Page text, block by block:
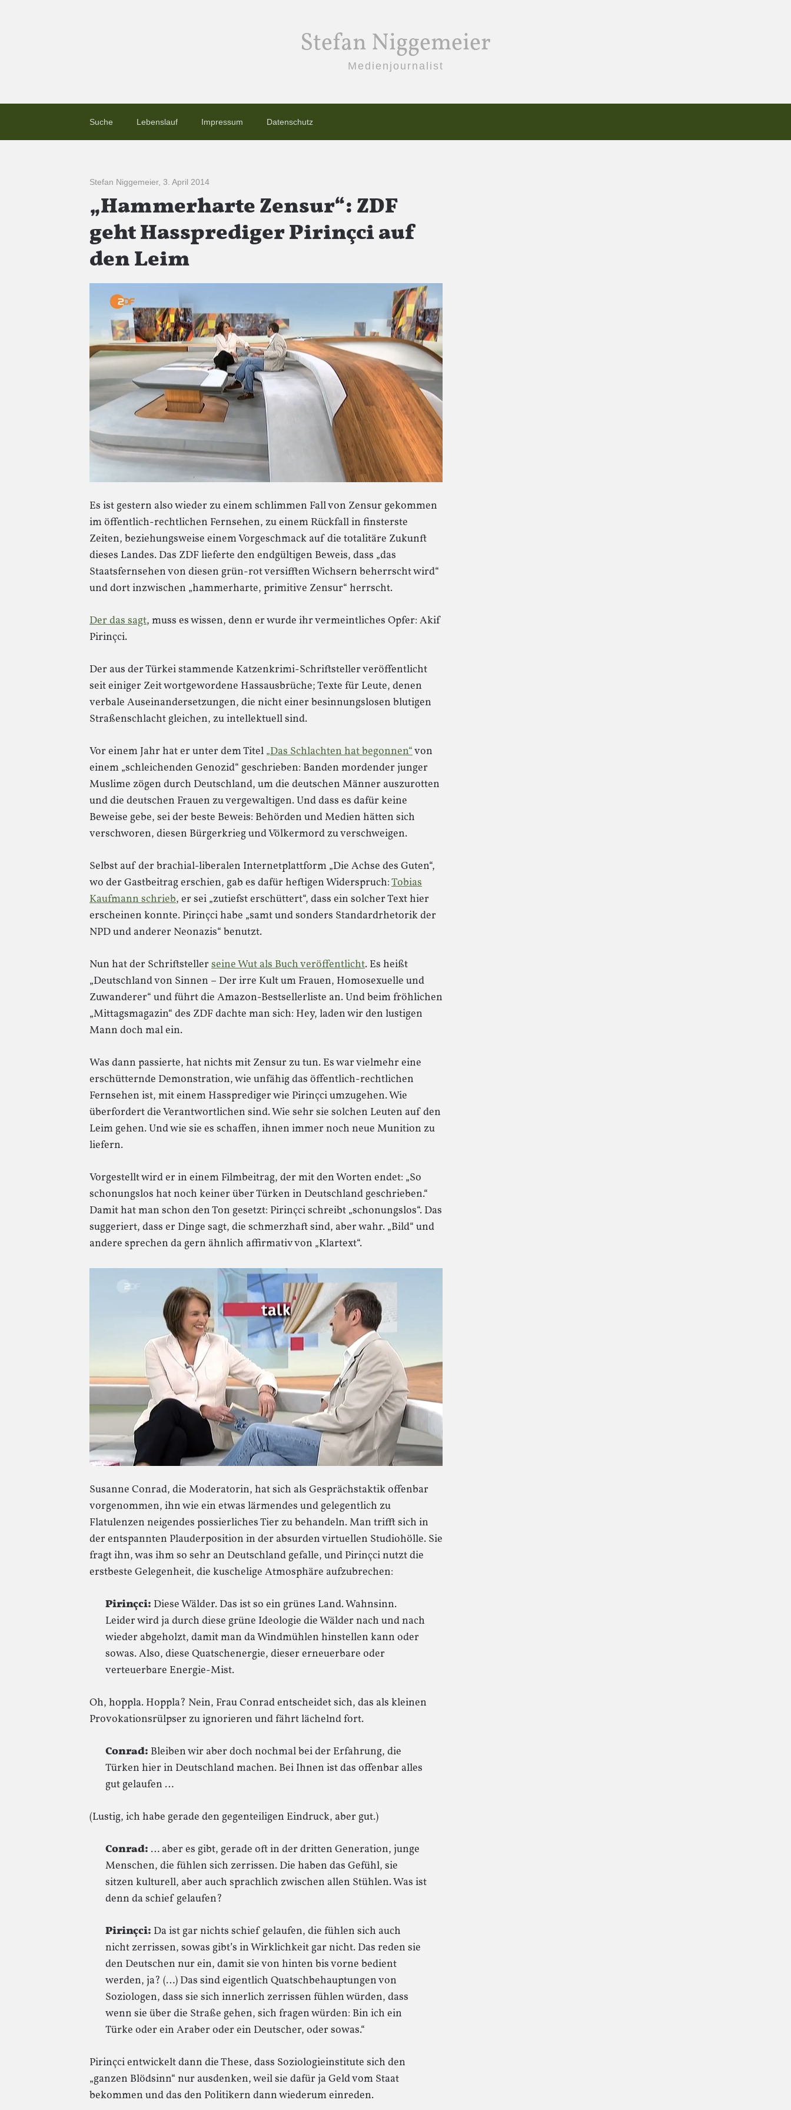
Stefan Niggemeier
Medienjournalist
Suche Lebenslauf Impressum Datenschutz
Stefan Niggemeier, 3. April 2014
„Hammerharte Zensur“: ZDF
geht Hassprediger Pirinçci auf
den Leim
Es ist gestern also wieder zu einem schlimmen Fall von Zensur gekommen
im öffentlich-rechtlichen Fernsehen, zu einem Rückfall in finsterste
Zeiten, beziehungsweise einem Vorgeschmack auf die totalitäre Zukunft
dieses Landes. Das ZDF lieferte den endgültigen Beweis, dass „das
Staatsfernsehen von diesen grün-rot versifften Wichsern beherrscht wird“
und dort inzwischen „hammerharte, primitive Zensur“ herrscht.
Der das sagt, muss es wissen, denn er wurde ihr vermeintliches Opfer: Akif
Pirinçci.
Der aus der Türkei stammende Katzenkrimi-Schriftsteller veröffentlicht
seit einiger Zeit wortgewordene Hassausbrüche; Texte für Leute, denen
verbale Auseinandersetzungen, die nicht einer besinnungslosen blutigen
Straßenschlacht gleichen, zu intellektuell sind.
Vor einem Jahr hat er unter dem Titel „Das Schlachten hat begonnen“von
einem „schleichenden Genozid“ geschrieben: Banden mordender junger
Muslime zögen durch Deutschland, um die deutschen Männer auszurotten
und die deutschen Frauen zu vergewaltigen. Und dass es dafür keine
Beweise gebe, sei der beste Beweis: Behörden und Medien hätten sich
verschworen, diesen Bürgerkrieg und Völkermord zu verschweigen.
Selbst auf der brachial-liberalen Internetplattform „Die Achse des Guten“,
wo der Gastbeitrag erschien, gab es dafür heftigen Widerspruch:Tobias
Kaufmann schrieb, er sei „zutiefst erschüttert“, dass ein solcher Text hier
erscheinen konnte. Pirinçci habe „samt und sonders Standardrhetorik der
NPD und anderer Neonazis“ benutzt.
Nun hat der Schriftsteller seine Wut als Buch veröffentlicht. Es heißt
„Deutschland von Sinnen – Der irre Kult um Frauen, Homosexuelle und
Zuwanderer“ und führt die Amazon-Bestsellerliste an. Und beim fröhlichen
„Mittagsmagazin“ des ZDF dachte man sich: Hey, laden wir den lustigen
Mann doch mal ein.
Was dann passierte, hat nichts mit Zensur zu tun. Es war vielmehr eine
erschütternde Demonstration, wie unfähig das öffentlich-rechtlichen
Fernsehen ist, mit einem Hassprediger wie Pirinçci umzugehen. Wie
überfordert die Verantwortlichen sind. Wie sehr sie solchen Leuten auf den
Leim gehen. Und wie sie es schaffen, ihnen immer noch neue Munition zu
liefern.
Vorgestellt wird er in einem Filmbeitrag, der mit den Worten endet: „So
schonungslos hat noch keiner über Türken in Deutschland geschrieben.“
Damit hat man schon den Ton gesetzt: Pirinçci schreibt „schonungslos“. Das
suggeriert, dass er Dinge sagt, die schmerzhaft sind, aber wahr. „Bild“ und
andere sprechen da gern ähnlich affirmativ von „Klartext“.
Susanne Conrad, die Moderatorin, hat sich als Gesprächstaktik offenbar
vorgenommen, ihn wie ein etwas lärmendes und gelegentlich zu
Flatulenzen neigendes possierliches Tier zu behandeln. Man trifft sich in
der entspannten Plauderposition in der absurden virtuellen Studiohölle. Sie
fragt ihn, was ihm so sehr an Deutschland gefalle, und Pirinçci nutzt die
erstbeste Gelegenheit, die kuschelige Atmosphäre aufzubrechen:
Pirinçci: Diese Wälder. Das ist so ein grünes Land. Wahnsinn.
Leider wird ja durch diese grüne Ideologie die Wälder nach und nach
wieder abgeholzt, damit man da Windmühlen hinstellen kann oder
sowas. Also, diese Quatschenergie, dieser erneuerbare oder
verteuerbare Energie-Mist.
Oh, hoppla. Hoppla? Nein, Frau Conrad entscheidet sich, das als kleinen
Provokationsrülpser zu ignorieren und fährt lächelnd fort.
Conrad: Bleiben wir aber doch nochmal bei der Erfahrung, die
Türken hier in Deutschland machen. Bei Ihnen ist das offenbar alles
gut gelaufen …
(Lustig, ich habe gerade den gegenteiligen Eindruck, aber gut.)
Conrad: … aber es gibt, gerade oft in der dritten Generation, junge
Menschen, die fühlen sich zerrissen. Die haben das Gefühl, sie
sitzen kulturell, aber auch sprachlich zwischen allen Stühlen. Was ist
denn da schief gelaufen?
Pirinçci: Da ist gar nichts schief gelaufen, die fühlen sich auch
nicht zerrissen, sowas gibt’s in Wirklichkeit gar nicht. Das reden sie
den Deutschen nur ein, damit sie von hinten bis vorne bedient
werden, ja? (…) Das sind eigentlich Quatschbehauptungen von
Soziologen, dass sie sich innerlich zerrissen fühlen würden, dass
wenn sie über die Straße gehen, sich fragen würden: Bin ich ein
Türke oder ein Araber oder ein Deutscher, oder sowas.“
Pirinçci entwickelt dann die These, dass Soziologieinstitute sich den
„ganzen Blödsinn“ nur ausdenken, weil sie dafür ja Geld vom Staat
bekommen und das den Politikern dann wiederum einreden.